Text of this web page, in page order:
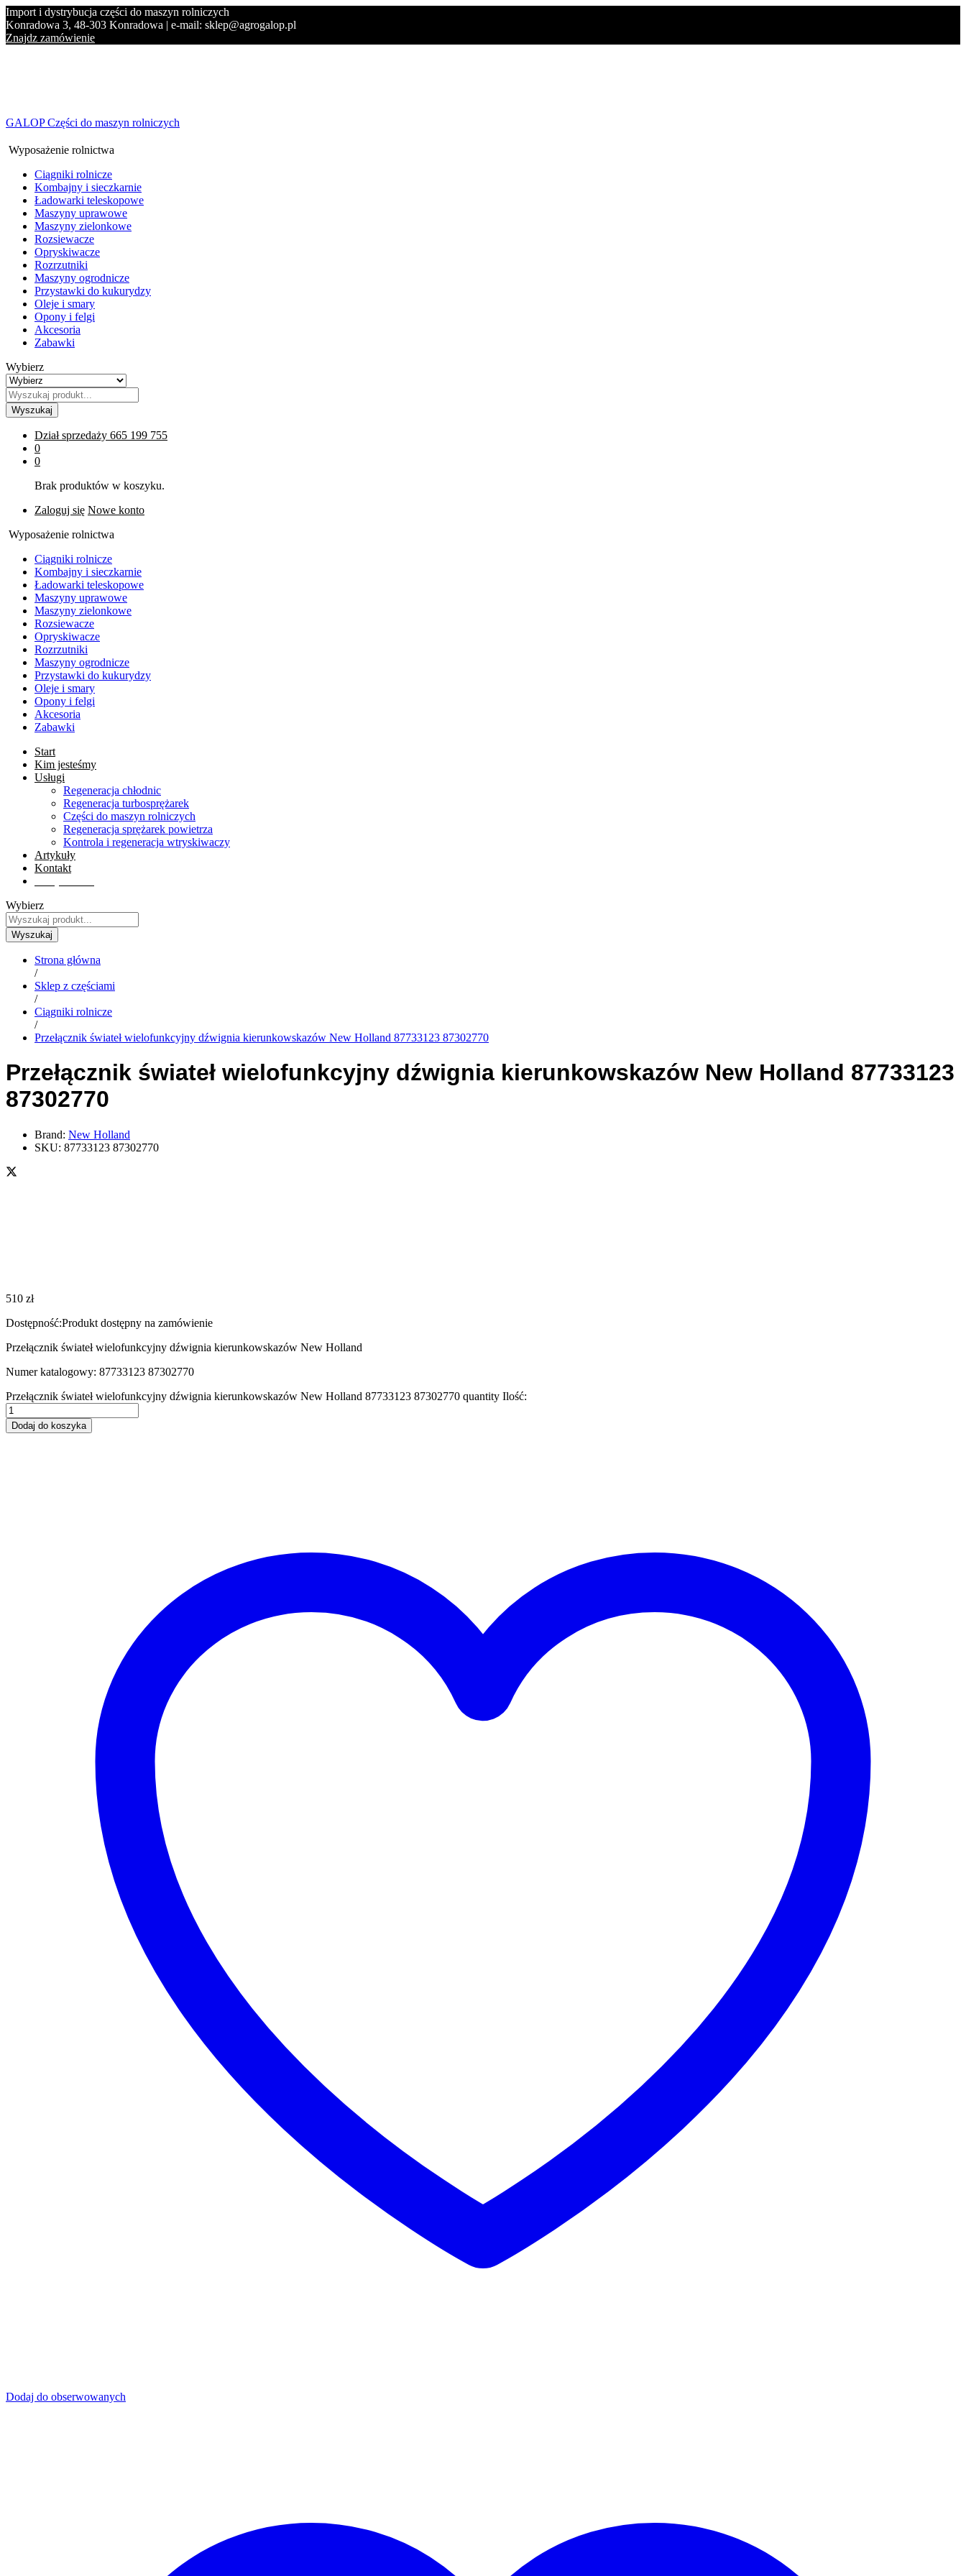
Import i dystrybucja części do maszyn rolniczych
Konradowa 3, 48-303 Konradowa | e-mail: sklep@agrogalop.pl
Znajdz zamówienie
GALOP Części do maszyn rolniczych
Wyposażenie rolnictwa
Ciągniki rolnicze
Kombajny i sieczkarnie
Ładowarki teleskopowe
Maszyny uprawowe
Maszyny zielonkowe
Rozsiewacze
Opryskiwacze
Rozrzutniki
Maszyny ogrodnicze
Przystawki do kukurydzy
Oleje i smary
Opony i felgi
Akcesoria
Zabawki
Wybierz
Wyszukaj
Dział sprzedaży 665 199 755
0
0
Brak produktów w koszyku.
Zaloguj się Nowe konto
Wyposażenie rolnictwa
Ciągniki rolnicze
Kombajny i sieczkarnie
Ładowarki teleskopowe
Maszyny uprawowe
Maszyny zielonkowe
Rozsiewacze
Opryskiwacze
Rozrzutniki
Maszyny ogrodnicze
Przystawki do kukurydzy
Oleje i smary
Opony i felgi
Akcesoria
Zabawki
Start
Kim jesteśmy
Usługi
Regeneracja chłodnic
Regeneracja turbosprężarek
Części do maszyn rolniczych
Regeneracja sprężarek powietrza
Kontrola i regeneracja wtryskiwaczy
Artykuły
Kontakt
Wybierz
Wyszukaj
Strona główna
/
Sklep z częściami
/
Ciągniki rolnicze
/
Przełącznik świateł wielofunkcyjny dźwignia kierunkowskazów New Holland 87733123 87302770
Przełącznik świateł wielofunkcyjny dźwignia kierunkowskazów New Holland 87733123
87302770
Brand: New Holland
SKU: 87733123 87302770
510 zł
Dostępność:Produkt dostępny na zamówienie
Przełącznik świateł wielofunkcyjny dźwignia kierunkowskazów New Holland
Numer katalogowy: 87733123 87302770
Przełącznik świateł wielofunkcyjny dźwignia kierunkowskazów New Holland 87733123 87302770 quantity Ilość:
Dodaj do koszyka
Dodaj do obserwowanych